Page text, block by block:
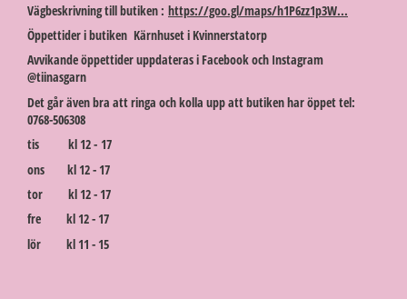
Vägbeskrivning till butiken : https://goo.gl/maps/h1P6zz1p3W...
Öppettider i butiken Kärnhuset i Kvinnerstatorp
Avvikande öppettider uppdateras i Facebook och Instagram
@tiinasgarn
Det går även bra att ringa och kolla upp att butiken har öppet tel:
0768-506308
tis kl 12 - 17
ons kl 12 - 17
tor kl 12 - 17
fre kl 12 - 17
lör kl 11 - 15